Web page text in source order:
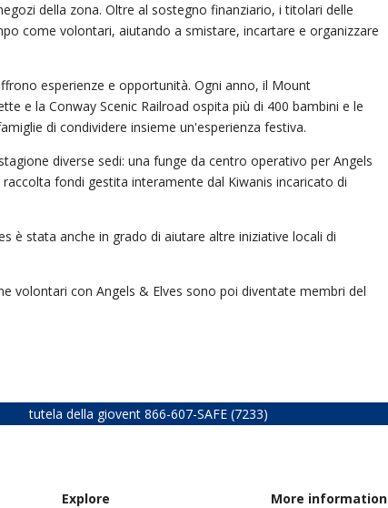
della zona. Oltre al sostegno finanziario, i titolari delle
come volontari, aiutando a smistare, incartare e organizzare
esperienze e opportunità. Ogni anno, il Mount
e la Conway Scenic Railroad ospita più di 400 bambini e le
di condividere insieme un'esperienza festiva.
diverse sedi: una funge da centro operativo per Angels
fondi gestita interamente dal Kiwanis incaricato di
è stata anche in grado di aiutare altre iniziative locali di
volontari con Angels & Elves sono poi diventate membri del
tutela della giovent 866-607-SAFE (7233)
Explore More information